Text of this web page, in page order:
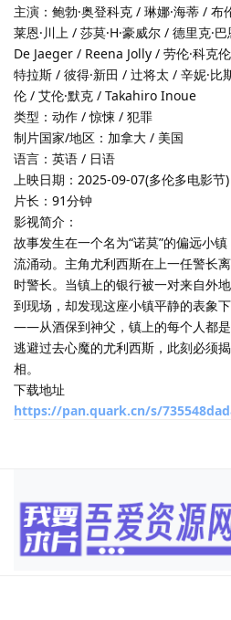
主演：鲍勃·奥登科克 / 琳娜·海蒂 / 布
莱恩·川上 / 莎莫·H·豪威尔 / 德里克·
De Jaeger / Reena Jolly / 劳伦·科克
特拉斯 / 彼得·新田 / 辻将太 / 辛妮·比
伦 / 艾伦·默克 / Takahiro Inoue
类型：动作 / 惊悚 / 犯罪
制片国家/地区：加拿大 / 美国
语言：英语 / 日语
上映日期：2025-09-07(多伦多电影节)
片长：91分钟
影视简介：
故事发生在一个名为“诺莫”的偏远小
流涌动。主角尤利西斯在上一任警长
时警长。当镇上的银行被一对来自外
到现场，却发现这座小镇平静的表象
——从酒保到神父，镇上的每个人都
逃避过去心魔的尤利西斯，此刻必须
相。
下载地址
https://pan.quark.cn/s/